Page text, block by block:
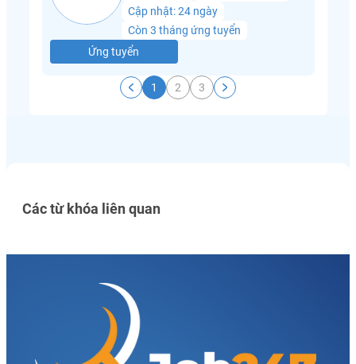
Cập nhật: 24 ngày
Còn 3 tháng ứng tuyển
Ứng tuyển
1 2 3
Các từ khóa liên quan